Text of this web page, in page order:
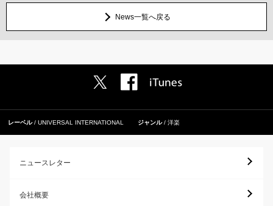
News一覧へ戻る
レーベル UNIVERSAL INTERNATIONAL ジャンル 洋楽
ニュースレター
会社概要